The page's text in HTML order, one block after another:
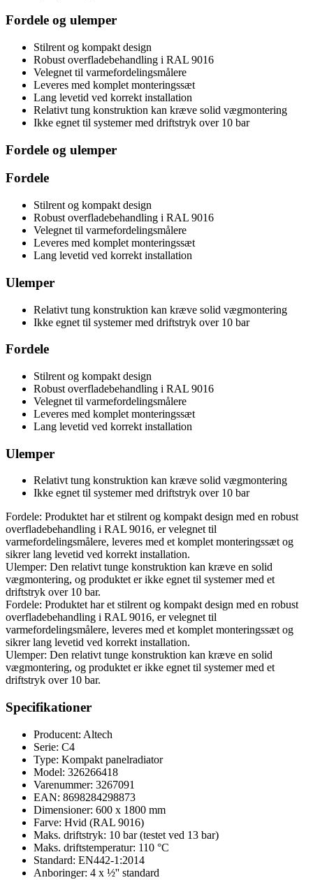
Fordele og ulemper
Stilrent og kompakt design
Robust overfladebehandling i RAL 9016
Velegnet til varmefordelingsmålere
Leveres med komplet monteringssæt
Lang levetid ved korrekt installation
Relativt tung konstruktion kan kræve solid vægmontering
Ikke egnet til systemer med driftstryk over 10 bar
Fordele og ulemper
Fordele
Stilrent og kompakt design
Robust overfladebehandling i RAL 9016
Velegnet til varmefordelingsmålere
Leveres med komplet monteringssæt
Lang levetid ved korrekt installation
Ulemper
Relativt tung konstruktion kan kræve solid vægmontering
Ikke egnet til systemer med driftstryk over 10 bar
Fordele
Stilrent og kompakt design
Robust overfladebehandling i RAL 9016
Velegnet til varmefordelingsmålere
Leveres med komplet monteringssæt
Lang levetid ved korrekt installation
Ulemper
Relativt tung konstruktion kan kræve solid vægmontering
Ikke egnet til systemer med driftstryk over 10 bar
Fordele: Produktet har et stilrent og kompakt design med en robust
overfladebehandling i RAL 9016, er velegnet til
varmefordelingsmålere, leveres med et komplet monteringssæt og
sikrer lang levetid ved korrekt installation.
Ulemper: Den relativt tunge konstruktion kan kræve en solid
vægmontering, og produktet er ikke egnet til systemer med et
driftstryk over 10 bar.
Fordele: Produktet har et stilrent og kompakt design med en robust
overfladebehandling i RAL 9016, er velegnet til
varmefordelingsmålere, leveres med et komplet monteringssæt og
sikrer lang levetid ved korrekt installation.
Ulemper: Den relativt tunge konstruktion kan kræve en solid
vægmontering, og produktet er ikke egnet til systemer med et
driftstryk over 10 bar.
Specifikationer
Producent: Altech
Serie: C4
Type: Kompakt panelradiator
Model: 326266418
Varenummer: 3267091
EAN: 8698284298873
Dimensioner: 600 x 1800 mm
Farve: Hvid (RAL 9016)
Maks. driftstryk: 10 bar (testet ved 13 bar)
Maks. driftstemperatur: 110 °C
Standard: EN442-1:2014
Anboringer: 4 x ½'' standard